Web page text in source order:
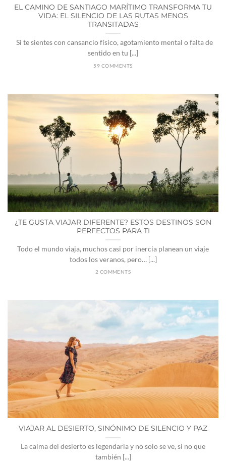
EL CAMINO DE SANTIAGO MARÍTIMO TRANSFORMA TU
VIDA: EL SILENCIO DE LAS RUTAS MENOS
TRANSITADAS
Si te sientes con cansancio físico, agotamiento mental o falta de
sentido en tu [...]
59 COMMENTS
¿TE GUSTA VIAJAR DIFERENTE? ESTOS DESTINOS SON
PERFECTOS PARA TI
Todo el mundo viaja, muchos casi por inercia planean un viaje
todos los veranos, pero… [...]
2 COMMENTS
VIAJAR AL DESIERTO, SINÓNIMO DE SILENCIO Y PAZ
La calma del desierto es legendaria y no solo se ve, si no que
también [...]